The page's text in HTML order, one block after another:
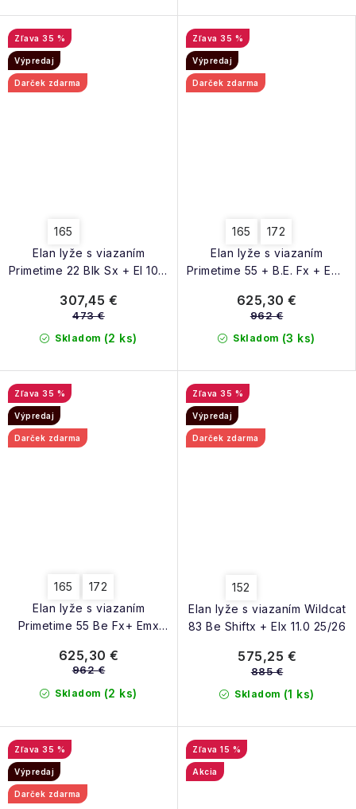
Elan lyže s viazaním
Primetime 22 Blk Sx + El 10.0
35 %
Výpredaj
Darček zdarma
165
Skladom (2 ks)
307,45 €
473 €
Elan lyže s viazaním
Primetime 55 + B.E. Fx + Emx
35 %
Výpredaj
Darček zdarma
165 172
Skladom (3 ks)
625,30 €
962 €
Elan lyže s viazaním
Primetime 55 Be Fx+ Emx
35 %
Výpredaj
Darček zdarma
165 172
Skladom (2 ks)
625,30 €
962 €
Elan lyže s viazaním Wildcat
83 Be Shiftx + Elx 11.0 25/26
35 %
Výpredaj
Darček zdarma
152
Skladom (1 ks)
575,25 €
885 €
35 %
Výpredaj
Darček zdarma
15 %
Akcia